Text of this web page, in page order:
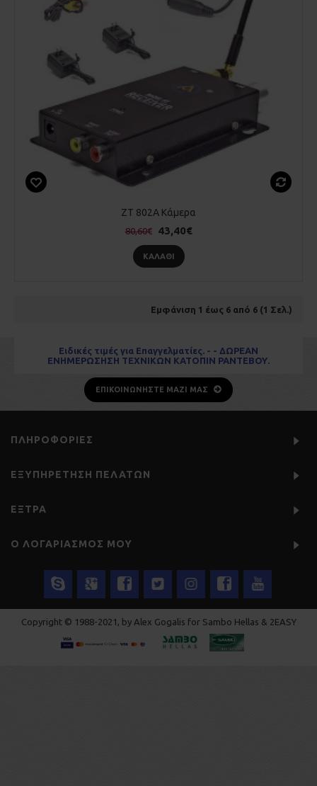
ZT 802A Κάμερα
80,60€ 43,40€
ΚΑΛΆΘΙ
Εμφάνιση 1 έως 6 από 6 (1 Σελ.)
Ειδικές τιμές για Επαγγελματίες. - - ΔΩΡΕΑΝ
ΕΝΗΜΕΡΩΣΗΣΗ ΤΕΧΝΙΚΩΝ ΚΑΤΟΠΙΝ ΡΑΝΤΕΒΟΥ.
ΕΠΙΚΟΙΝΩΝΉΣΤΕ ΜΑΖΊ ΜΑΣ
ΠΛΗΡΟΦΟΡΊΕΣ
ΕΞΥΠΗΡΈΤΗΣΗ ΠΕΛΑΤΏΝ
ΕΞΤΡΑ
Ο ΛΟΓΑΡΙΑΣΜΌΣ ΜΟΥ
Copyright © 1988-2021, by Alex Gogalis for Sambo Hellas & 2EASY